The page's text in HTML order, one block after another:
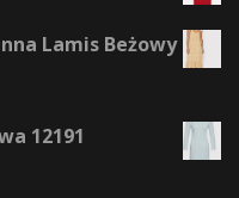
Lamis Beżowy
12191